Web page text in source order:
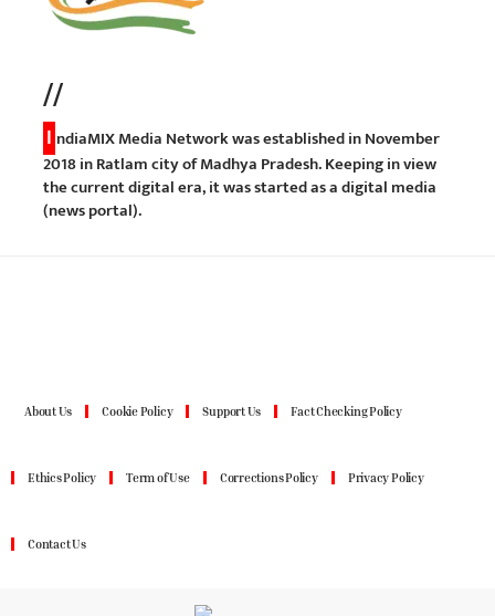
//
I ndiaMIX Media Network was established in November
2018 in Ratlam city of Madhya Pradesh. Keeping in view
the current digital era, it was started as a digital media
(news portal).
About Us Cookie Policy Support Us Fact Checking Policy
Ethics Policy Term of Use Corrections Policy Privacy Policy
Contact Us